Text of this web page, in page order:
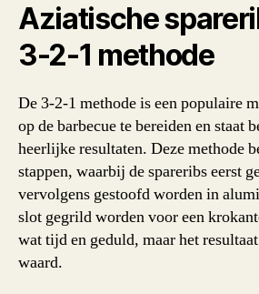
Aziatische
3-2-1 methode
De 3-2-1 methode is een populaire
op de barbecue te bereiden en staat
heerlijke resultaten. Deze methode
stappen, waarbij de spareribs eerst
vervolgens gestoofd worden in
slot gegrild worden voor een
wat tijd en geduld, maar het
waard.